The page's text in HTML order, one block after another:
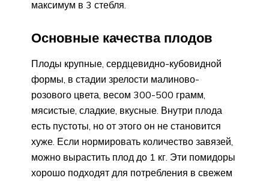
максимум в 3 стебля.
Основные качества плодов
Плоды крупные, сердцевидно-кубовидной
формы, в стадии зрелости малиново-
розового цвета, весом 300-500 грамм,
мясистые, сладкие, вкусные. Внутри плода
есть пустоты, но от этого он не становится
хуже. Если нормировать количество завязей,
можно вырастить плод до 1 кг. Эти помидоры
хорошо подходят для потребления в свежем